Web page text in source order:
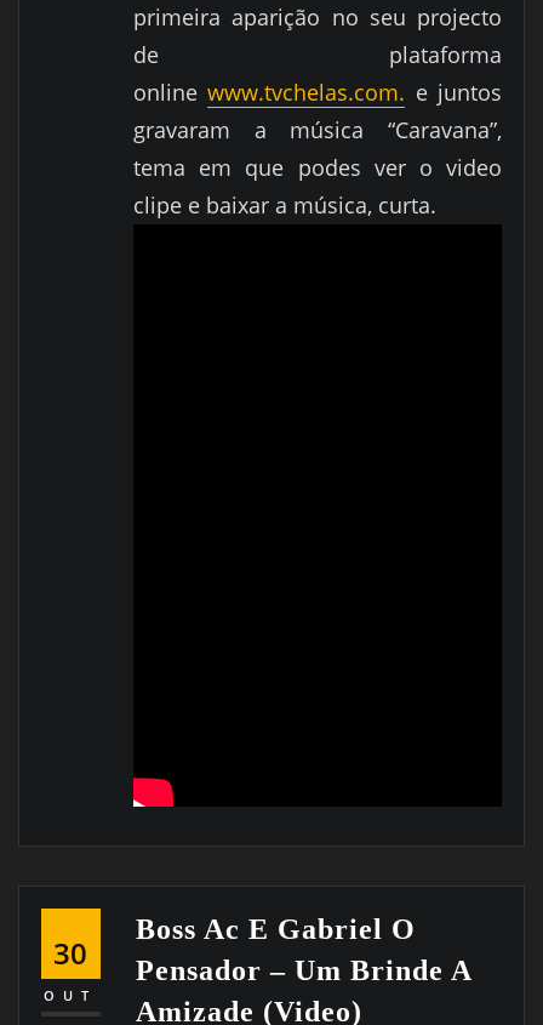
primeira aparição no seu projecto
de plataforma
onlinewww.tvchelas.com. e juntos
gravaram a música “Caravana”,
tema em que podes ver o video
clipe e baixar a música, curta.
30
OUT
Boss Ac E Gabriel O
Pensador – Um Brinde A
Amizade (Video)